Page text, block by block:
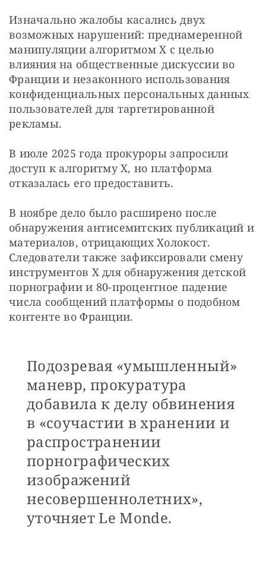
Изначально жалобы касались двух
возможных нарушений: преднамеренной
манипуляции алгоритмом X с целью
влияния на общественные дискуссии во
Франции и незаконного использования
конфиденциальных персональных данных
пользователей для таргетированной
рекламы.
В июле 2025 года прокуроры запросили
доступ к алгоритму X, но платформа
отказалась его предоставить.
В ноябре дело было расширено после
обнаружения антисемитских публикаций и
материалов, отрицающих Холокост.
Следователи также зафиксировали смену
инструментов X для обнаружения детской
порнографии и 80-процентное падение
числа сообщений платформы о подобном
контенте во Франции.
Подозревая «умышленный»
маневр, прокуратура
добавила к делу обвинения
в «соучастии в хранении и
распространении
порнографических
изображений
несовершеннолетних»,
уточняет Le Monde.